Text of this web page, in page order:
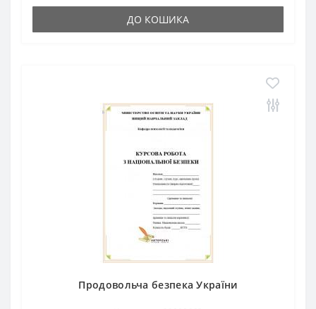
ДО КОШИКА
Продовольча безпека України